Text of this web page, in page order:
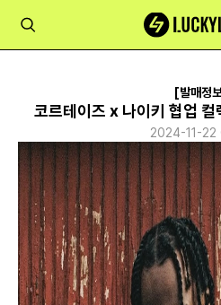
[발매정
코르테이즈 x 나이키 협업 컬
2024-11-22